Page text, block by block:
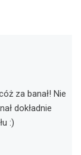
za banał! Nie
dokładnie
:)